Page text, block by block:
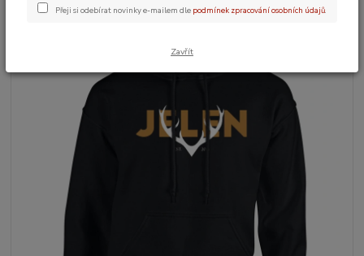
Přeji si odebírat novinky e-mailem dle podmínek zpracování osobních údajů
Zavřít